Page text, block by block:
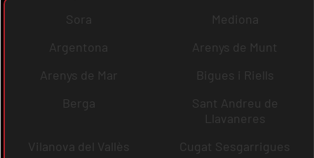
Sora
Mediona
Argentona
Arenys de Munt
Arenys de Mar
Bigues i Riells
Berga
Sant Andreu de
Llavaneres
Vilanova del Vallès
Cugat Sesgarrigues